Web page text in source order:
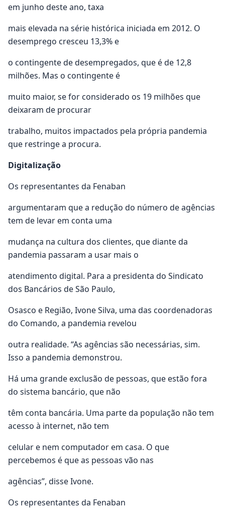
em junho deste ano, taxa
mais elevada na série histórica iniciada em 2012. O
desemprego cresceu 13,3% e
o contingente de desempregados, que é de 12,8
milhões. Mas o contingente é
muito maior, se for considerado os 19 milhões que
deixaram de procurar
trabalho, muitos impactados pela própria pandemia
que restringe a procura.
Digitalização
Os representantes da Fenaban
argumentaram que a redução do número de agências
tem de levar em conta uma
mudança na cultura dos clientes, que diante da
pandemia passaram a usar mais o
atendimento digital. Para a presidenta do Sindicato
dos Bancários de São Paulo,
Osasco e Região, Ivone Silva, uma das coordenadoras
do Comando, a pandemia revelou
outra realidade. “As agências são necessárias, sim.
Isso a pandemia demonstrou.
Há uma grande exclusão de pessoas, que estão fora
do sistema bancário, que não
têm conta bancária. Uma parte da população não tem
acesso à internet, não tem
celular e nem computador em casa. O que
percebemos é que as pessoas vão nas
agências”, disse Ivone.
Os representantes da Fenaban